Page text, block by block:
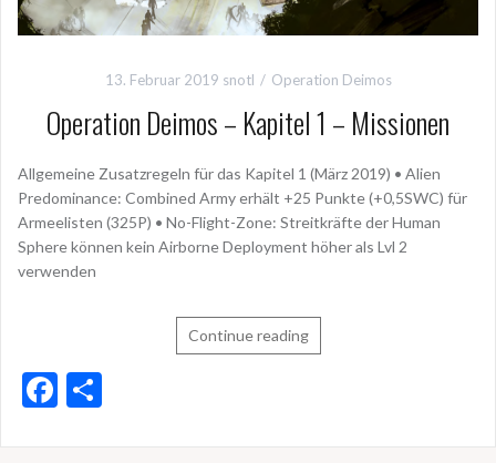
13. Februar 2019 snotl Operation Deimos
Operation Deimos – Kapitel 1 – Missionen
Allgemeine Zusatzregeln für das Kapitel 1 (März 2019) • Alien
Predominance: Combined Army erhält +25 Punkte (+0,5SWC) für
Armeelisten (325P) • No-Flight-Zone: Streitkräfte der Human
Sphere können kein Airborne Deployment höher als Lvl 2
verwenden
Continue reading
F